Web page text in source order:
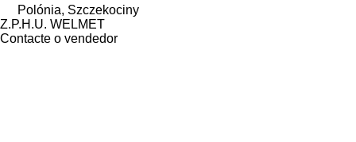
Polónia, Szczekociny
Z.P.H.U. WELMET
Contacte o vendedor